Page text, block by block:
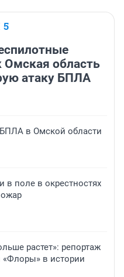
Омская область
атаку БПЛА
в Омской области
поле в окрестностях
растет»: репортаж
в истории